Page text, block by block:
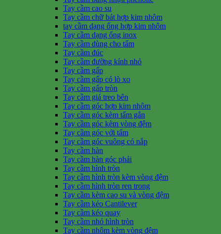
Tay cầm cao su
Tay cầm chữ bát hợp kim nhôm
tay cầm dạng ống hợp kim nhôm
Tay cầm dạng ống inox
Tay cầm dùng cho tấm
Tay cầm đúc
Tay cầm đường kính nhỏ
Tay cầm gấp
Tay cầm gấp có lò xo
Tay cầm gấp tròn
Tay cầm giá treo bên
Tay cầm góc hợp kim nhôm
Tay cầm góc kèm tấm gắn
Tay cầm góc kèm vòng đệm
Tay cầm góc với tấm
Tay cầm góc vuông có nắp
Tay cầm hàn
Tay cầm hàn góc phải
Tay cầm hình tròn
Tay cầm hình tròn kèm vòng đệm
Tay cầm hình tròn ren trong
Tay cầm kèm cao su và vòng đệm
Tay cầm kéo Cantilever
Tay cầm kéo quay
Tay cầm nhỏ hình tròn
Tay cầm nhôm kèm vòng đệm